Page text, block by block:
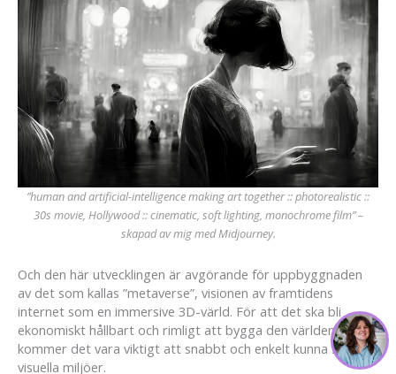
”human and artificial-intelligence making art together :: photorealistic ::
30s movie, Hollywood :: cinematic, soft lighting, monochrome film” –
skapad av mig med Midjourney.
Och den här utvecklingen är avgörande för uppbyggnaden
av det som kallas ”metaverse”, visionen av framtidens
internet som en immersive 3D-värld. För att det ska bli
ekonomiskt hållbart och rimligt att bygga den världen
kommer det vara viktigt att snabbt och enkelt kunna skapa
visuella miljöer.